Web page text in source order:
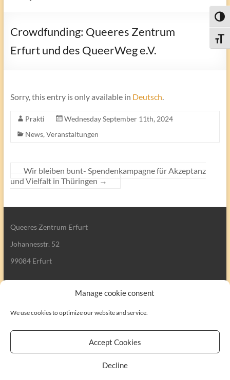
Manage cookie consent
We use cookies to optimize our website and service.
Accept Cookies
Decline
Crowdfunding: Queeres Zentrum
Erfurt und des QueerWeg e.V.
Sorry, this entry is only available in Deutsch.
Prakti
Wednesday September 11th, 2024
News, Veranstaltungen
Wir bleiben bunt- Spendenkampagne für Akzeptanz
und Vielfalt in Thüringen →
Queeres Zentrum Erfurt
Johannesstr. 52
99084 Erfurt
Search